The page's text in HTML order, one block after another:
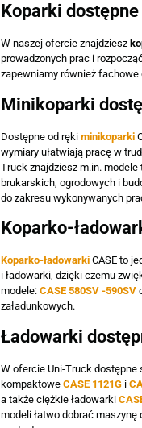
Koparki
W naszej ofercie znajdziesz
prowadzonych prac i
zapewniamy również fachowe
Minikoparki
Dostępne od ręki minikoparki
wymiary ułatwiają pracę w
Truck znajdziesz m.in. modele
brukarskich, ogrodowych i
do zakresu wykonywanych
Koparko-
Koparko-ładowarki CASE to
i ładowarki, dzięki czemu
modele: CASE 580SV -590SV
załadunkowych.
Ładowarki
W ofercie Uni-Truck dostępne
kompaktowe CASE 1121G i
a także ciężkie ładowarki
modeli łatwo dobrać